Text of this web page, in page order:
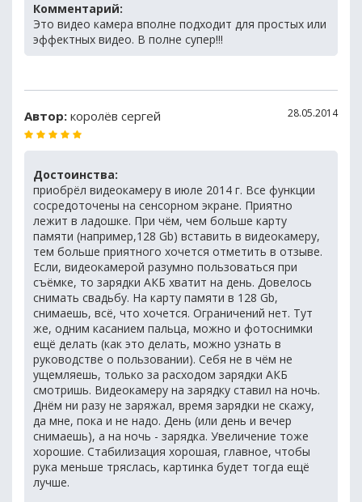
Комментарий:
Это видео камера вполне подходит для простых или
эффектных видео. В полне супер!!!
Автор: королёв сергей 28.05.2014
Достоинства:
приобрёл видеокамеру в июле 2014 г. Все функции
сосредоточены на сенсорном экране. Приятно
лежит в ладошке. При чём, чем больше карту
памяти (например,128 Gb) вставить в видеокамеру,
тем больше приятного хочется отметить в отзыве.
Если, видеокамерой разумно пользоваться при
съёмке, то зарядки АКБ хватит на день. Довелось
снимать свадьбу. На карту памяти в 128 Gb,
снимаешь, всё, что хочется. Ограничений нет. Тут
же, одним касанием пальца, можно и фотоснимки
ещё делать (как это делать, можно узнать в
руководстве о пользовании). Себя не в чём не
ущемляешь, только за расходом зарядки АКБ
смотришь. Видеокамеру на зарядку ставил на ночь.
Днём ни разу не заряжал, время зарядки не скажу,
да мне, пока и не надо. День (или день и вечер
снимаешь), а на ночь - зарядка. Увеличение тоже
хорошие. Стабилизация хорошая, главное, чтобы
рука меньше тряслась, картинка будет тогда ещё
лучше.